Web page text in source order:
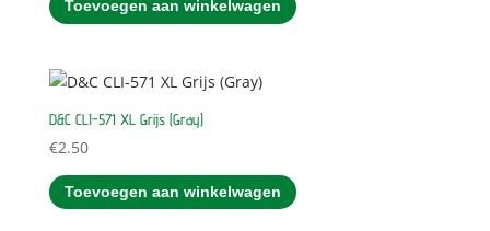
Toevoegen aan winkelwagen
D&C CLI-571 XL Grijs (Gray)
€2.50
Toevoegen aan winkelwagen